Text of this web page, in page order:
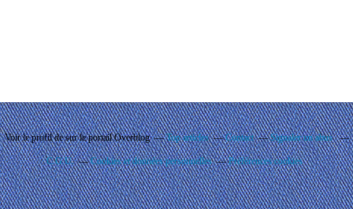
Voir le profil desur le portail Overblog Top articles Contact Signaler un abus
C.G.U. Cookies et données personnelles Préférences cookies